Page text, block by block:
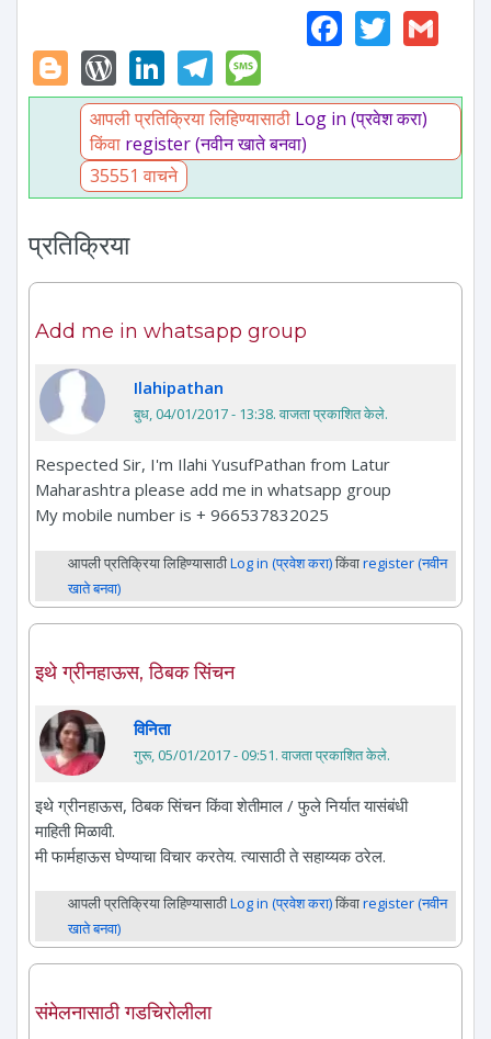
Blogger
WordPress
LinkedIn
Telegram
आपली प्रतिक्रिया लिहिण्यासाठी Log in (प्रवेश करा)
किंवा register (नवीन खाते बनवा)
35551 वाचने
प्रतिक्रिया
Add me in whatsapp group
Ilahipathan
बुध, 04/01/2017 - 13:38. वाजता प्रकाशित केले.
Respected Sir, I'm Ilahi YusufPathan from Latur
Maharashtra please add me in whatsapp group
My mobile number is + 966537832025
आपली प्रतिक्रिया लिहिण्यासाठीLog in (प्रवेश करा)किंवाregister (नवीन
खाते बनवा)
इथे ग्रीनहाऊस, ठिबक सिंचन
विनिता
गुरू, 05/01/2017 - 09:51. वाजता प्रकाशित केले.
इथे ग्रीनहाऊस, ठिबक सिंचन किंवा शेतीमाल / फुले निर्यात यासंबंधी
माहिती मिळावी.
मी फार्महाऊस घेण्याचा विचार करतेय. त्यासाठी ते सहाय्यक ठरेल.
आपली प्रतिक्रिया लिहिण्यासाठीLog in (प्रवेश करा)किंवाregister (नवीन
खाते बनवा)
संमेलनासाठी गडचिरोलीला